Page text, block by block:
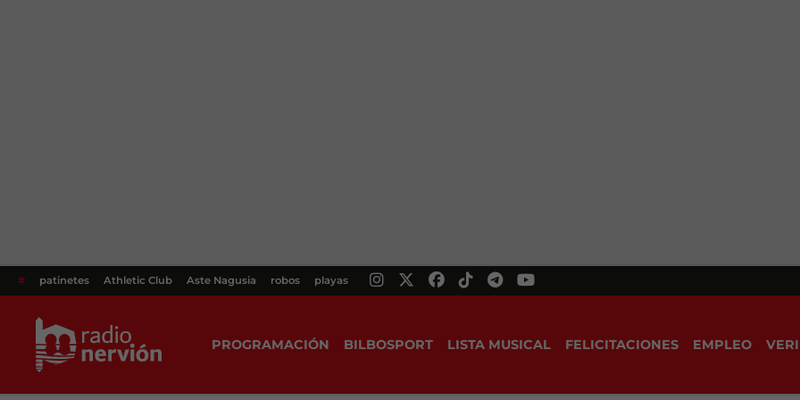
# patinetes Athletic Club Aste Nagusia robos playas
PROGRAMACIÓN BILBOSPORT LISTA MUSICAL FELICITACIONES EMPLEO